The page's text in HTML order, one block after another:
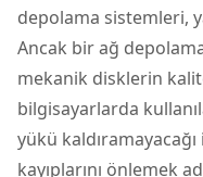
depolama sistemleri,
Ancak bir ağ
mekanik disklerin
bilgisayarlarda
yükü
kayıplarını önlemek